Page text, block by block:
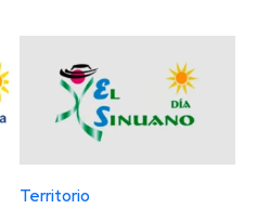
Territorio